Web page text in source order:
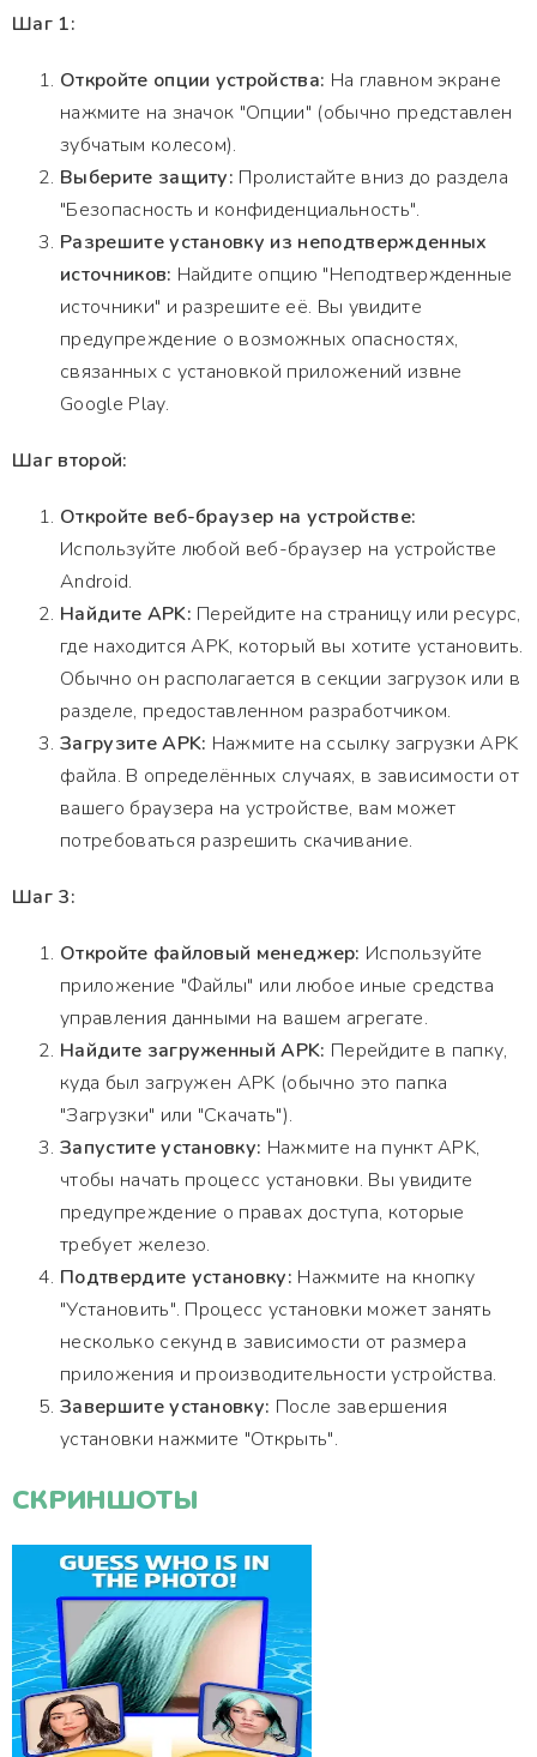
Шаг 1:
Откройте опции устройства: На главном экране
нажмите на значок "Опции" (обычно представлен
зубчатым колесом).
Выберите защиту: Пролистайте вниз до раздела
"Безопасность и конфиденциальность".
Разрешите установку из неподтвержденных
источников: Найдите опцию "Неподтвержденные
источники" и разрешите её. Вы увидите
предупреждение о возможных опасностях,
связанных с установкой приложений извне
Google Play.
Шаг второй:
Откройте веб-браузер на устройстве:
Используйте любой веб-браузер на устройстве
Android.
Найдите APK: Перейдите на страницу или ресурс,
где находится APK, который вы хотите установить.
Обычно он располагается в секции загрузок или в
разделе, предоставленном разработчиком.
Загрузите APK: Нажмите на ссылку загрузки APK
файла. В определённых случаях, в зависимости от
вашего браузера на устройстве, вам может
потребоваться разрешить скачивание.
Шаг 3:
Откройте файловый менеджер: Используйте
приложение "Файлы" или любое иные средства
управления данными на вашем агрегате.
Найдите загруженный APK: Перейдите в папку,
куда был загружен APK (обычно это папка
"Загрузки" или "Скачать").
Запустите установку: Нажмите на пункт APK,
чтобы начать процесс установки. Вы увидите
предупреждение о правах доступа, которые
требует железо.
Подтвердите установку: Нажмите на кнопку
"Установить". Процесс установки может занять
несколько секунд в зависимости от размера
приложения и производительности устройства.
Завершите установку: После завершения
установки нажмите "Открыть".
СКРИНШОТЫ